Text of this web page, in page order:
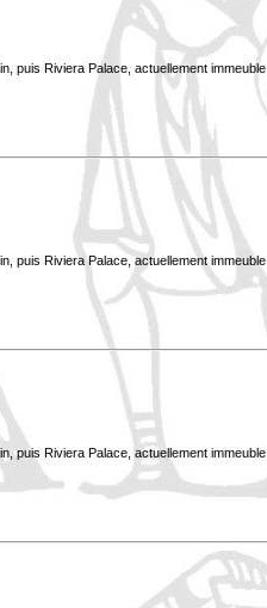
puis Riviera Palace, actuellement immeuble
puis Riviera Palace, actuellement immeuble
puis Riviera Palace, actuellement immeuble